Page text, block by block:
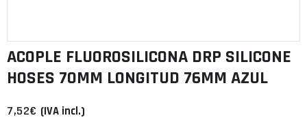
ACOPLE FLUOROSILICONA DRP SILICONE
HOSES 70MM LONGITUD 76MM AZUL
7,52€ (IVA incl.)